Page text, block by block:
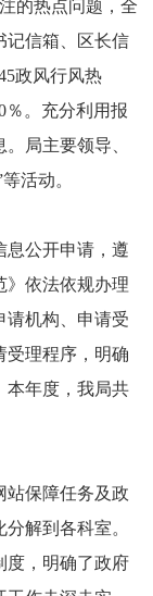
的热点问题，全
记信箱、区长信
政风行风热
％。充分利用报
局主要领导、
活动。
息公开申请，遵
》依法依规办理
请机构、申请受
受理程序，明确
本年度，我局共
站保障任务及政
解到各科室。
度，明确了政府